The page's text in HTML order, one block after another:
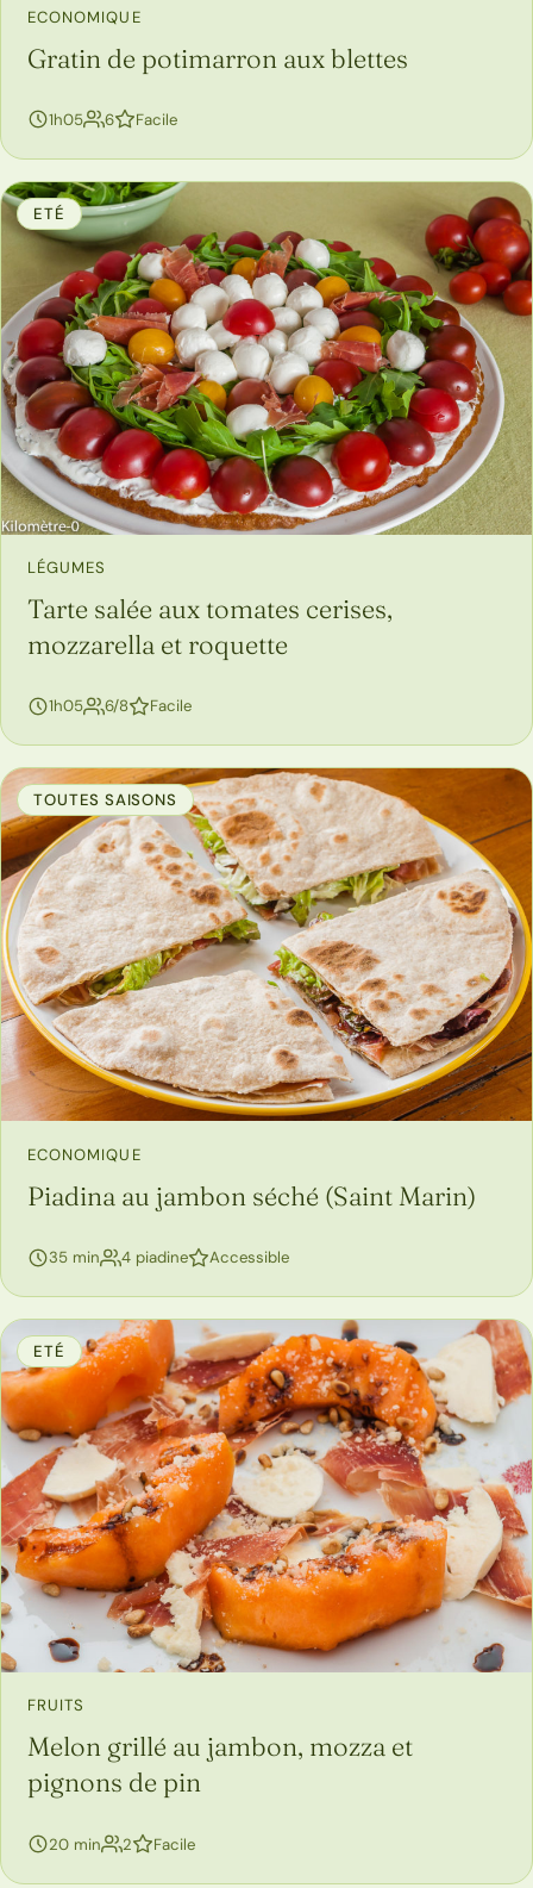
ECONOMIQUE
Gratin de potimarron aux blettes
1h05 6personnes
Facile
ETÉ
LÉGUMES
Tarte salée aux tomates cerises,
mozzarella et roquette
1h05 6/8personnes
Facile
TOUTES SAISONS
ECONOMIQUE
Piadina au jambon séché (Saint Marin)
35 min 4 piadine Accessible
ETÉ
FRUITS
Melon grillé au jambon, mozza et
pignons de pin
20 min 2personnes
Facile